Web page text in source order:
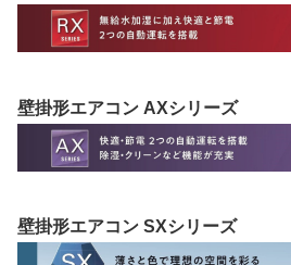
壁掛形エアコン AXシリーズ
壁掛形エアコン SXシリーズ